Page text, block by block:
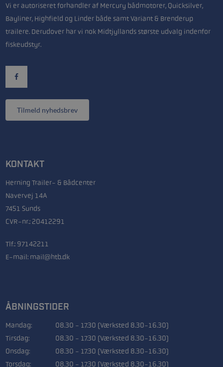
Vi er autoriseret forhandler af Mercury bådmotorer, Quicksilver,
Bayliner, Highfield og Linder både samt Variant & Brenderup
trailere. Derudover har vi nok Midtjyllands største udvalg indenfor
fiskeudstyr.
Tilmeld nyhedsbrev
KONTAKT
Herning Trailer- & Bådcenter
Navervej 14A
7451 Sunds
CVR-nr.: 20412291
Tlf.: 97142211
E-mail: mail@htb.dk
ÅBNINGSTIDER
Mandag:
08.30 - 17.30 (Værksted 8.30-16.30)
Tirsdag:
08.30 - 17.30 (Værksted 8.30-16.30)
Onsdag:
08.30 - 17.30 (Værksted 8.30-16.30)
Torsdag:
08.30 - 17.30 (Værksted 8.30-16.30)